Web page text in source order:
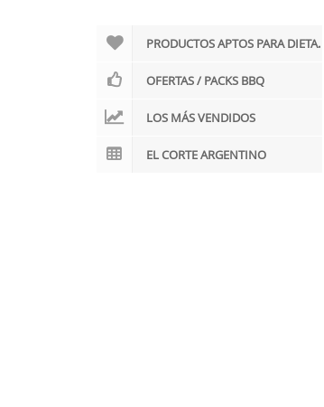
PRODUCTOS APTOS PARA DIETA.
OFERTAS / PACKS BBQ
LOS MÁS VENDIDOS
EL CORTE ARGENTINO